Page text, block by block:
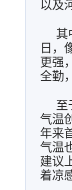
以及
其
日，
更强
全勤
至
气温
年来
气温
建议
着凉